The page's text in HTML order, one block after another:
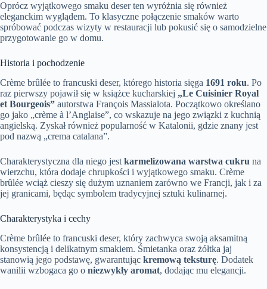
Oprócz wyjątkowego smaku deser ten wyróżnia się również
eleganckim wyglądem. To klasyczne połączenie smaków warto
spróbować podczas wizyty w restauracji lub pokusić się o samodzielne
przygotowanie go w domu.
Historia i pochodzenie
Crème brûlée to francuski deser, którego historia sięga 1691 roku. Po
raz pierwszy pojawił się w książce kucharskiej „Le Cuisinier Royal
et Bourgeois” autorstwa François Massialota. Początkowo określano
go jako „crème à l’Anglaise”, co wskazuje na jego związki z kuchnią
angielską. Zyskał również popularność w Katalonii, gdzie znany jest
pod nazwą „crema catalana”.
Charakterystyczna dla niego jest karmelizowana warstwa cukru na
wierzchu, która dodaje chrupkości i wyjątkowego smaku. Crème
brûlée wciąż cieszy się dużym uznaniem zarówno we Francji, jak i za
jej granicami, będąc symbolem tradycyjnej sztuki kulinarnej.
Charakterystyka i cechy
Crème brûlée to francuski deser, który zachwyca swoją aksamitną
konsystencją i delikatnym smakiem. Śmietanka oraz żółtka jaj
stanowią jego podstawę, gwarantując kremową teksturę. Dodatek
wanilii wzbogaca go o niezwykły aromat, dodając mu elegancji.